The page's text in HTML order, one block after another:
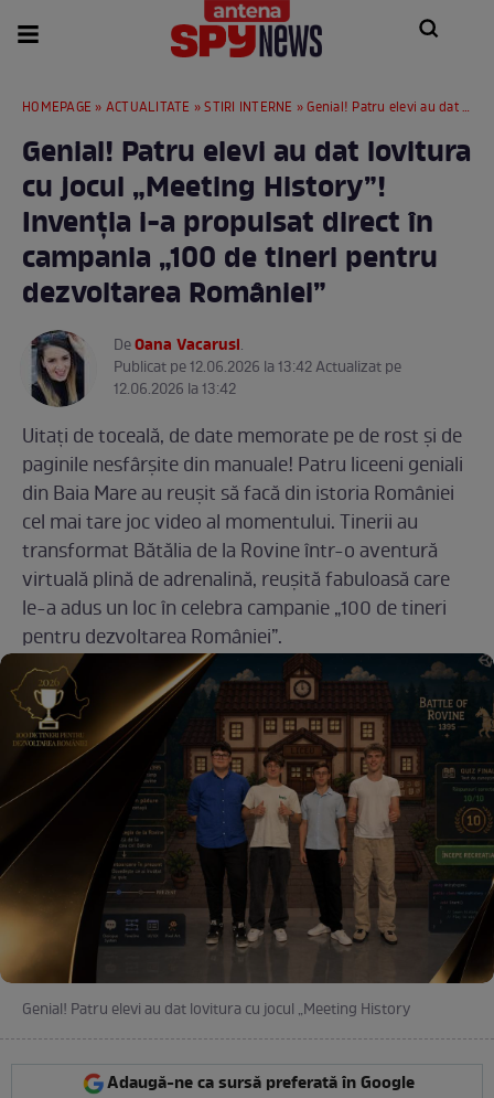
HOMEPAGE » ACTUALITATE »STIRI INTERNE » Genial! Patru elevi au dat lovitura cu jocul „Meeting History”! Invenția i-a propulsat direct în campania „100 de tineri pentru dezvoltarea României”
Genial! Patru elevi au dat lovitura
cu jocul „Meeting History”!
Invenția i-a propulsat direct în
campania „100 de tineri pentru
dezvoltarea României”
DeOana Vacarusi.
Publicat pe 12.06.2026 la 13:42 Actualizat pe
12.06.2026 la 13:42
Uitați de toceală, de date memorate pe de rost și de
paginile nesfârșite din manuale! Patru liceeni geniali
din Baia Mare au reușit să facă din istoria României
cel mai tare joc video al momentului. Tinerii au
transformat Bătălia de la Rovine într-o aventură
virtuală plină de adrenalină, reușită fabuloasă care
le-a adus un loc în celebra campanie „100 de tineri
pentru dezvoltarea României”.
Genial! Patru elevi au dat lovitura cu jocul „Meeting History
Adaugă-ne ca sursă preferată în Google